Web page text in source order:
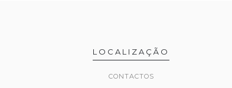
LOCALIZAÇÃO
CONTACTOS